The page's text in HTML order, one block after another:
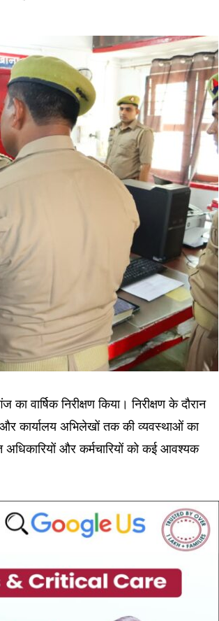
वार्षिक निरीक्षण किया। निरीक्षण के दौरान
कार्यालय अभिलेखों तक की व्यवस्थाओं का
अधिकारियों और कर्मचारियों को कई आवश्यक